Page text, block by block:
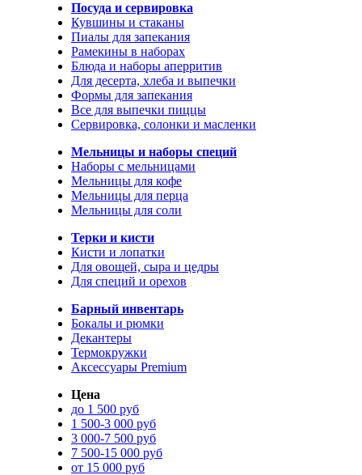
Посуда и сервировка
Кувшины и стаканы
Пиалы для запекания
Рамекины в наборах
Блюда и наборы аперритив
Для десерта, хлеба и выпечки
Формы для запекания
Все для выпечки пиццы
Сервировка, солонки и масленки
Мельницы и наборы специй
Наборы с мельницами
Мельницы для кофе
Мельницы для перца
Мельницы для соли
Терки и кисти
Кисти и лопатки
Для овощей, сыра и цедры
Для специй и орехов
Барный инвентарь
Бокалы и рюмки
Декантеры
Термокружки
Аксессуары Premium
Цена
до 1 500 руб
1 500-3 000 руб
3 000-7 500 руб
7 500-15 000 руб
от 15 000 руб